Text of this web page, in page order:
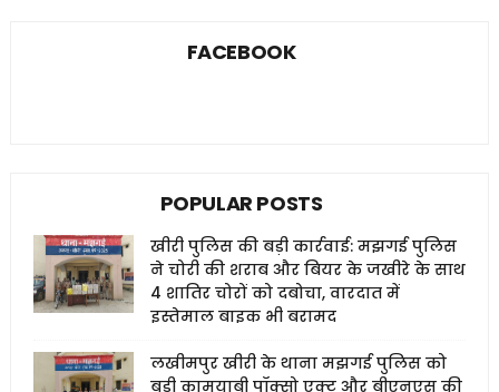
FACEBOOK
POPULAR POSTS
खीरी पुलिस की बड़ी कार्रवाई: मझगई पुलिस
ने चोरी की शराब और बियर के जखीरे के साथ
4 शातिर चोरों को दबोचा, वारदात में
इस्तेमाल बाइक भी बरामद
लखीमपुर खीरी के थाना मझगई पुलिस को
बड़ी कामयाबी पॉक्सो एक्ट और बीएनएस की